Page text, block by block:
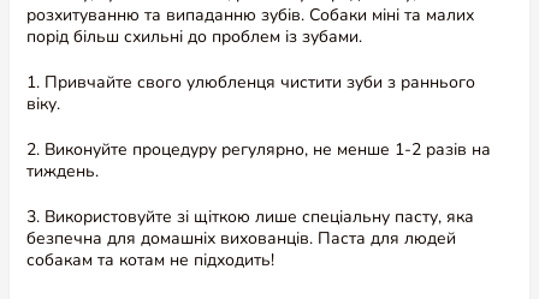
розхитуванню та випаданню зубів. Собаки міні та малих
порід більш схильні до проблем із зубами.
1. Привчайте свого улюбленця чистити зуби з раннього
віку.
2. Виконуйте процедуру регулярно, не менше 1-2 разів на
тиждень.
3. Використовуйте зі щіткою лише спеціальну пасту, яка
безпечна для домашніх вихованців. Паста для людей
собакам та котам не підходить!
5 зірок
4 зірки
1 зірка
0%